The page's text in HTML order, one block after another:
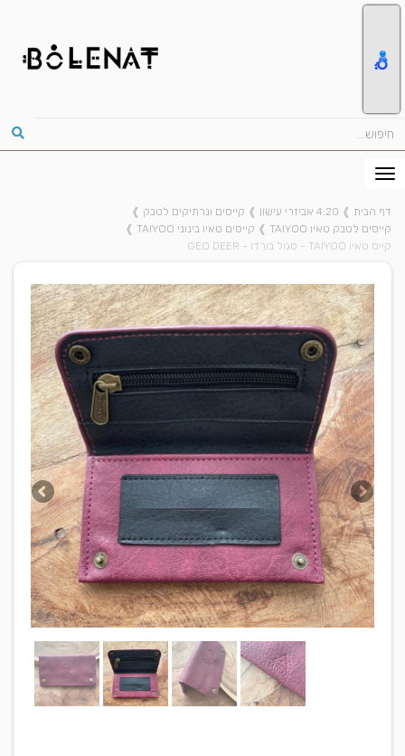
דף הבית ❱ 4:20 אביזרי עישון ❱ קייסים ונרתיקים לטבק ❱
קייסים לטבק טאיו TAIYOO
❱ קייסים טאיו בינוני TAIYOO
❱
קייס טאיו TAIYOO - סגול בורדו - GEO DEER